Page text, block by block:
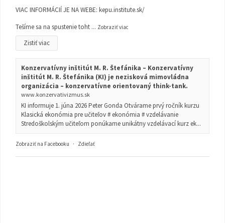
VIAC INFORMÁCIÍ JE NA WEBE: kepu.institute.sk/
Tešíme sa na spustenie toht ... Zobraziť viac
Zistiť viac
Konzervatívny inštitút M. R. Štefánika – Konzervatívny
inštitút M. R. Štefánika (KI) je nezisková mimovládna
organizácia – konzervatívne orientovaný think-tank.
www.konzervativizmus.sk
KI informuje 1. júna 2026 Peter Gonda Otvárame prvý ročník kurzu
Klasická ekonómia pre učiteľov # ekonómia # vzdelávanie
Stredoškolským učiteľom ponúkame unikátny vzdelávací kurz ek...
Zobraziť na Facebooku · Zdieľať